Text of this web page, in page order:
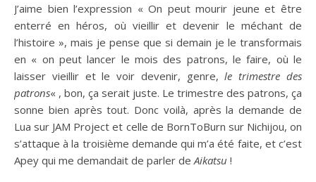
J’aime bien l’expression « On peut mourir jeune et être
enterré en héros, où vieillir et devenir le méchant de
l’histoire », mais je pense que si demain je le transformais
en « on peut lancer le mois des patrons, le faire, où le
laisser vieillir et le voir devenir, genre,le trimestre des
patrons« , bon, ça serait juste. Le trimestre des patrons, ça
sonne bien après tout. Donc voilà, après la demande de
Lua sur JAM Project et celle de BornToBurn sur Nichijou, on
s’attaque à la troisième demande qui m’a été faite, et c’est
Apey qui me demandait de parler de Aikatsu !